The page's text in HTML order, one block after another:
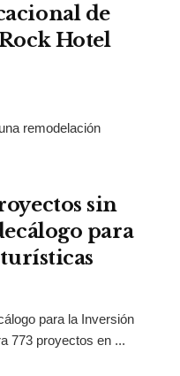
de
Hotel
remodelación
sin
para
para la Inversión
773 proyectos en ...